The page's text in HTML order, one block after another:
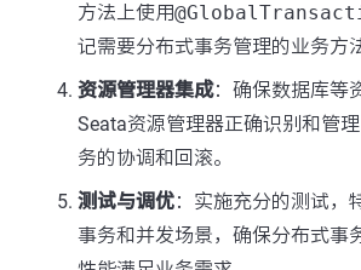
方法上使用
记需要分布式事务管理的业务方
资源管理器集成：确保数据库等
Seata资源管理器正确识别和管
务的协调和回滚。
测试与调优：实施充分的测试，
事务和并发场景，确保分布式事